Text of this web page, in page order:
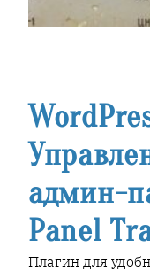
админ-
Panel
Плагин для